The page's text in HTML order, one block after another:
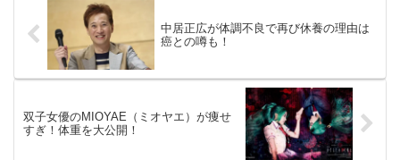
中居正広が体調不良で再び休養の理由は
癌との噂も！
双子女優のMIOYAE（ミオヤエ）が痩せ
すぎ！体重を大公開！